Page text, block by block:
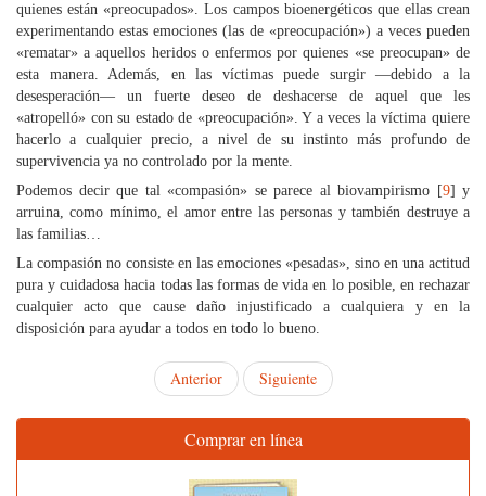
quienes están «preocupados». Los campos bioenergéticos que ellas crean
experimentando estas emociones (las de «preocupación») a veces pueden
«rematar» a aquellos heridos o enfermos por quienes «se preocupan» de
esta manera. Además, en las víctimas puede surgir —debido a la
desesperación— un fuerte deseo de deshacerse de aquel que les
«atropelló» con su estado de «preocupación». Y a veces la víctima quiere
hacerlo a cualquier precio, a nivel de su instinto más profundo de
supervivencia ya no controlado por la mente.
Podemos decir que tal «compasión» se parece al biovampirismo [9] y
arruina, como mínimo, el amor entre las personas y también destruye a
las familias…
La compasión no consiste en las emociones «pesadas», sino en una actitud
pura y cuidadosa hacia todas las formas de vida en lo posible, en rechazar
cualquier acto que cause daño injustificado a cualquiera y en la
disposición para ayudar a todos en todo lo bueno.
Anterior Siguiente
Comprar en línea